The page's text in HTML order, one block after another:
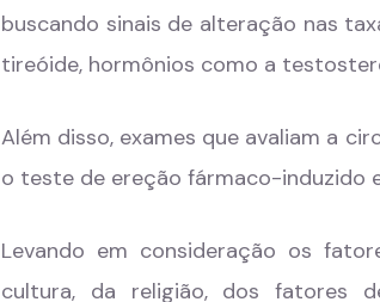
buscando sinais de alteração nas
tireóide, hormônios como a
Além disso, exames que avaliam a
o teste de ereção fármaco-induzido
Levando em consideração os
cultura, da religião, dos fatores